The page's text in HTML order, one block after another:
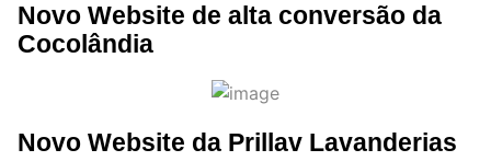
Novo Website de alta conversão da
Cocolândia
Novo Website da Prillav Lavanderias